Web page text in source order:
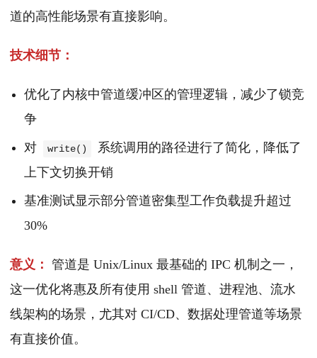
道的高性能场景有直接影响。
技术细节：
优化了内核中管道缓冲区的管理逻辑，减少了锁竞
争
对
write()
系统调用的路径进行了简化，降低了
上下文切换开销
基准测试显示部分管道密集型工作负载提升超过
30%
意义： 管道是 Unix/Linux 最基础的 IPC 机制之一，
这一优化将惠及所有使用 shell 管道、进程池、流水
线架构的场景，尤其对 CI/CD、数据处理管道等场景
有直接价值。